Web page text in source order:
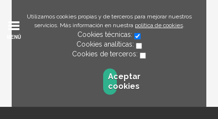
Utilizamos cookies propias y de terceros para mejorar nuestros
servicios. Más información en nuestra política de cookies.
Cookies técnicas:
Cookies analíticas:
Cookies de terceros:
Aceptar
cookies
MENÚ